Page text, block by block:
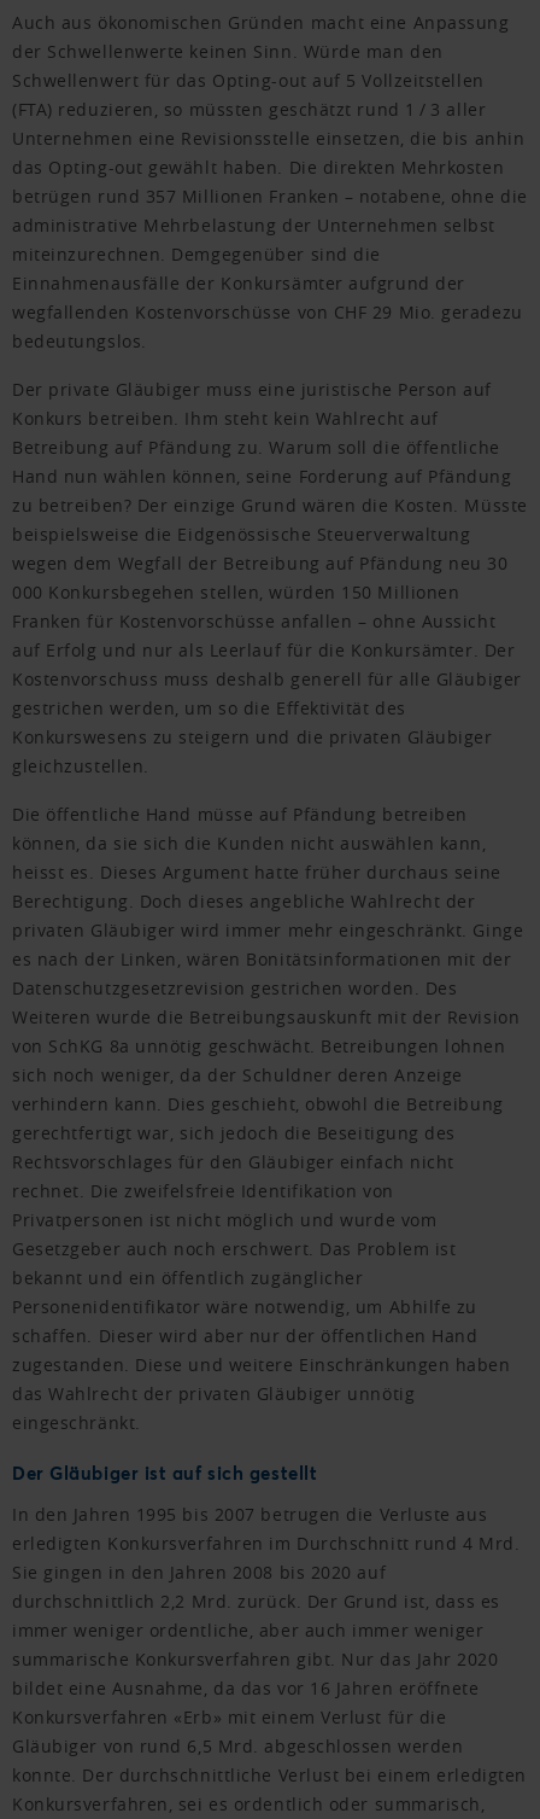
Auch aus ökonomischen Gründen macht eine Anpassung
der Schwellenwerte keinen Sinn. Würde man den
Schwellenwert für das Opting-out auf 5 Vollzeitstellen
(FTA) reduzieren, so müssten geschätzt rund 1 / 3 aller
Unternehmen eine Revisionsstelle einsetzen, die bis anhin
das Opting-out gewählt haben. Die direkten Mehrkosten
betrügen rund 357 Millionen Franken – notabene, ohne die
administrative Mehrbelastung der Unternehmen selbst
miteinzurechnen. Demgegenüber sind die
Einnahmenausfälle der Konkursämter aufgrund der
wegfallenden Kostenvorschüsse von CHF 29 Mio. geradezu
bedeutungslos.
Der private Gläubiger muss eine juristische Person auf
Konkurs betreiben. Ihm steht kein Wahlrecht auf
Betreibung auf Pfändung zu. Warum soll die öffentliche
Hand nun wählen können, seine Forderung auf Pfändung
zu betreiben? Der einzige Grund wären die Kosten. Müsste
beispielsweise die Eidgenössische Steuerverwaltung
wegen dem Wegfall der Betreibung auf Pfändung neu 30
000 Konkursbegehen stellen, würden 150 Millionen
Franken für Kostenvorschüsse anfallen – ohne Aussicht
auf Erfolg und nur als Leerlauf für die Konkursämter. Der
Kostenvorschuss muss deshalb generell für alle Gläubiger
gestrichen werden, um so die Effektivität des
Konkurswesens zu steigern und die privaten Gläubiger
gleichzustellen.
Die öffentliche Hand müsse auf Pfändung betreiben
können, da sie sich die Kunden nicht auswählen kann,
heisst es. Dieses Argument hatte früher durchaus seine
Berechtigung. Doch dieses angebliche Wahlrecht der
privaten Gläubiger wird immer mehr eingeschränkt. Ginge
es nach der Linken, wären ­Bonitätsinformationen mit der
Datenschutzgesetzrevision gestrichen worden. Des
Weiteren wurde die Betreibungsauskunft mit der Revision
von SchKG 8a unnötig geschwächt. Betreibungen lohnen
sich noch weniger, da der Schuldner deren Anzeige
verhindern kann. Dies geschieht, obwohl die Betreibung
gerechtfertigt war, sich jedoch die Beseitigung des
Rechtsvorschlages für den Gläubiger einfach nicht
rechnet. Die zweifelsfreie Identifikation von
Privatpersonen ist nicht möglich und wurde vom
Gesetzgeber auch noch erschwert. Das Problem ist
bekannt und ein öffentlich zugänglicher
Personenidentifikator wäre notwendig, um Abhilfe zu
schaffen. Dieser wird aber nur der öffentlichen Hand
zugestanden. Diese und weitere Einschränkungen haben
das Wahlrecht der privaten Gläubiger unnötig
eingeschränkt.
Der Gläubiger ist auf sich gestellt
In den Jahren 1995 bis 2007 betrugen die Verluste aus
erledigten Konkursverfahren im Durchschnitt rund 4 Mrd.
Sie gingen in den Jahren 2008 bis 2020 auf
durchschnittlich 2,2 Mrd. zurück. Der Grund ist, dass es
immer weniger ordentliche, aber auch immer weniger
summarische Konkursverfahren gibt. Nur das Jahr 2020
bildet eine Ausnahme, da das vor 16 Jahren eröffnete
Konkursverfahren «Erb» mit einem Verlust für die
Gläubiger von rund 6,5 Mrd. abgeschlossen werden
konnte. Der durchschnittliche Verlust bei einem erledigten
Konkursverfahren, sei es ordentlich oder summarisch,